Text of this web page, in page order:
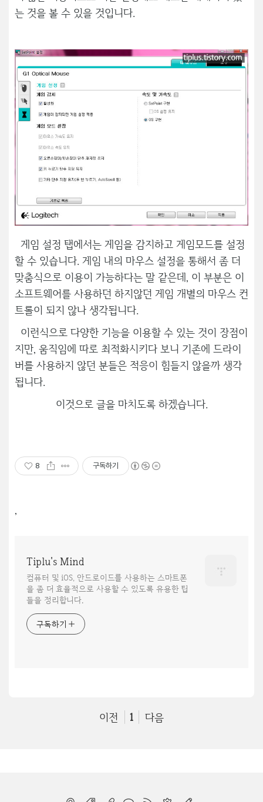
는 것을 볼 수 있을 것입니다.
게임 설정 탭에서는 게임을 감지하고 게임모드를 설정
할 수 있습니다. 게임 내의 마우스 설정을 통해서 좀 더
맞춤식으로 이용이 가능하다는 말 같은데, 이 부분은 이
소프트웨어를 사용하던 하지않던 게임 개별의 마우스 컨
트롤이 되지 않나 생각됩니다.
이런식으로 다양한 기능을 이용할 수 있는 것이 장점이
지만, 움직임에 따로 최적화시키다 보니 기존에 드라이
버를 사용하지 않던 분들은 적응이 힘들지 않을까 생각
됩니다.
이것으로 글을 마치도록 하겠습니다.
8 구독하기
,
Tiplu's Mind
컴퓨터 및 iOS, 안드로이드를 사용하는 스마트폰
을 좀 더 효율적으로 사용할 수 있도록 유용한 팁
들을 정리합니다.
구독하기
이전 1 다음